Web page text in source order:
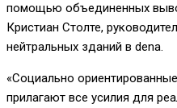
помощью объединенных
Кристиан Столте,
нейтральных зданий в dena.
«Социально
прилагают все усилия для